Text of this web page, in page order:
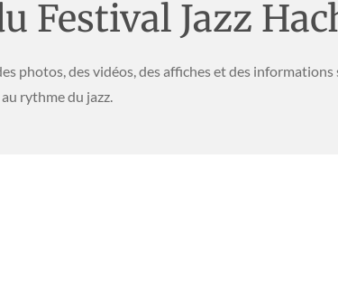
Festival Jazz
photos, des vidéos, des affiches et des
rythme du jazz.